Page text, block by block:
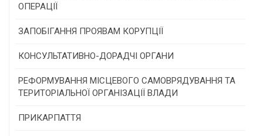
самоврядування
Конкурс інститутів громадянського суспільства
Програми/конкурси МТД
ОПЕРАЦІЇ
ЗАПОБІГАННЯ ПРОЯВАМ КОРУПЦІЇ
КОНСУЛЬТАТИВНО-ДОРАДЧІ ОРГАНИ
Консультативна рада
РЕФОРМУВАННЯ МІСЦЕВОГО САМОВРЯДУВАННЯ ТА
ТЕРИТОРІАЛЬНОЇ ОРГАНІЗАЦІЇ ВЛАДИ
ПРИКАРПАТТЯ